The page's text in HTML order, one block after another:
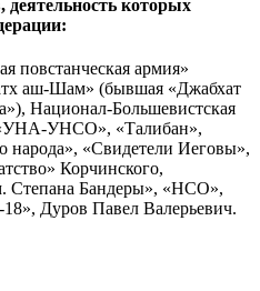
деятельность которых
повстанческая армия»
аш-Шам» (бывшая «Джабхат
Национал-Большевистская
УНСО», «Талибан»,
народа», «Свидетели Иеговы»,
Корчинского,
Степана Бандеры», «НСО»,
Дуров Павел Валерьевич.